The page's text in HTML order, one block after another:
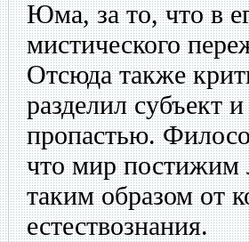
Юма, за то, что в
мистического
Отсюда также
разделил субъект
пропастью.
что мир постижим
таким образом от
естествознания.